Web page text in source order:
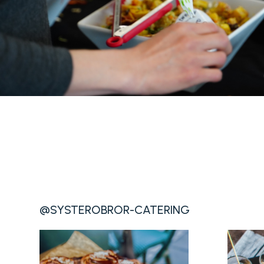
@SYSTEROBROR-CATERING